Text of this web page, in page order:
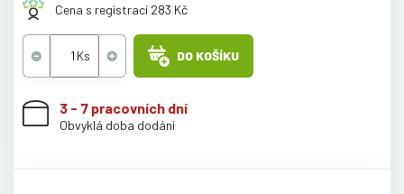
Cena s registrací 283 Kč
DO KOŠÍKU
3 - 7 pracovních dní
Obvyklá doba dodání